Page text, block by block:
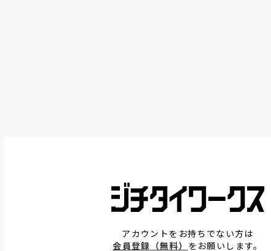
アカウントをお持ちでない方は
会員登録（無料） をお願いします。